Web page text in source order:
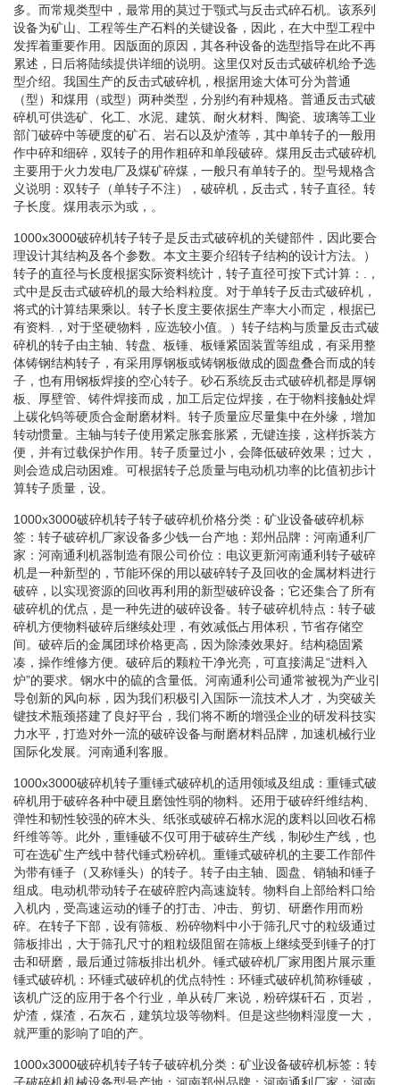
多。而常规类型中，最常用的莫过于颚式与反击式碎石机。该系列
设备为矿山、工程等生产石料的关键设备，因此，在大中型工程中
发挥着重要作用。因版面的原因，其各种设备的选型指导在此不再
累述，日后将陆续提供详细的说明。这里仅对反击式破碎机给予选
型介绍。我国生产的反击式破碎机，根据用途大体可分为普通
（型）和煤用（或型）两种类型，分别约有种规格。普通反击式破
碎机可供选矿、化工、水泥、建筑、耐火材料、陶瓷、玻璃等工业
部门破碎中等硬度的矿石、岩石以及炉渣等，其中单转子的一般用
作中碎和细碎，双转子的用作粗碎和单段破碎。煤用反击式破碎机
主要用于火力发电厂及煤矿碎煤，一般只有单转子的。型号规格含
义说明：双转子（单转子不注），破碎机，反击式，转子直径。转
子长度。煤用表示为或，。
1000x3000破碎机转子转子是反击式破碎机的关键部件，因此要合
理设计其结构及各个参数。本文主要介绍转子结构的设计方法。）
转子的直径与长度根据实际资料统计，转子直径可按下式计算：.，
式中是反击式破碎机的最大给料粒度。对于单转子反击式破碎机，
将式的计算结果乘以。转子长度主要依据生产率大小而定，根据已
有资料.，对于坚硬物料，应选较小值。）转子结构与质量反击式破
碎机的转子由主轴、转盘、板锤、板锤紧固装置等组成，有采用整
体铸钢结构转子，有采用厚钢板或铸钢板做成的圆盘叠合而成的转
子，也有用钢板焊接的空心转子。砂石系统反击式破碎机都是厚钢
板、厚壁管、铸件焊接而成，加工后定位焊接，在于物料接触处焊
上碳化钨等硬质合金耐磨材料。转子质量应尽量集中在外缘，增加
转动惯量。主轴与转子使用紧定胀套胀紧，无键连接，这样拆装方
便，并有过载保护作用。转子质量过小，会降低破碎效果；过大，
则会造成启动困难。可根据转子总质量与电动机功率的比值初步计
算转子质量，设。
1000x3000破碎机转子转子破碎机价格分类：矿业设备破碎机标
签：转子破碎机厂家设备多少钱一台产地：郑州品牌：河南通利厂
家：河南通利机器制造有限公司价位：电议更新河南通利转子破碎
机是一种新型的，节能环保的用以破碎转子及回收的金属材料进行
破碎，以实现资源的回收再利用的新型破碎设备；它还集合了所有
破碎机的优点，是一种先进的破碎设备。转子破碎机特点：转子破
碎机方便物料破碎后继续处理，有效减低占用体积，节省存储空
间。破碎后的金属团球价格更高，因为除漆效果好。结构稳固紧
凑，操作维修方便。破碎后的颗粒干净光亮，可直接满足“进料入
炉”的要求。钢水中的硫的含量低。河南通利公司通常被视为产业引
导创新的风向标，因为我们积极引入国际一流技术人才，为突破关
键技术瓶颈搭建了良好平台，我们将不断的增强企业的研发科技实
力水平，打造对外一流的破碎设备与耐磨材料品牌，加速机械行业
国际化发展。河南通利客服。
1000x3000破碎机转子重锤式破碎机的适用领域及组成：重锤式破
碎机用于破碎各种中硬且磨蚀性弱的物料。还用于破碎纤维结构、
弹性和韧性较强的碎木头、纸张或破碎石棉水泥的废料以回收石棉
纤维等等。此外，重锤破不仅可用于破碎生产线，制砂生产线，也
可在选矿生产线中替代锤式粉碎机。重锤式破碎机的主要工作部件
为带有锤子（又称锤头）的转子。转子由主轴、圆盘、销轴和锤子
组成。电动机带动转子在破碎腔内高速旋转。物料自上部给料口给
入机内，受高速运动的锤子的打击、冲击、剪切、研磨作用而粉
碎。在转子下部，设有筛板、粉碎物料中小于筛孔尺寸的粒级通过
筛板排出，大于筛孔尺寸的粗粒级阻留在筛板上继续受到锤子的打
击和研磨，最后通过筛板排出机外。锤式破碎机厂家用图片展示重
锤式破碎机：环锤式破碎机的优点特性：环锤式破碎机简称锤破，
该机广泛的应用于各个行业，单从砖厂来说，粉碎煤矸石，页岩，
炉渣，煤渣，石灰石，建筑垃圾等物料。但是这些物料湿度一大，
就严重的影响了咱的产。
1000x3000破碎机转子转子破碎机分类：矿业设备破碎机标签：转